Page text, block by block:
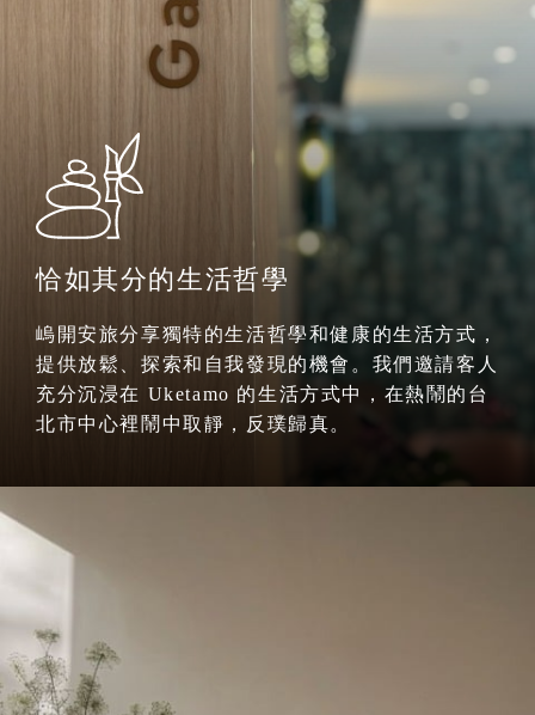
恰如其分的生活哲學
嵨開安旅分享獨特的生活哲學和健康的生活方式，
提供放鬆、探索和自我發現的機會。我們邀請客人
充分沉浸在 Uketamo 的生活方式中，在熱鬧的台
北市中心裡鬧中取靜，反璞歸真。